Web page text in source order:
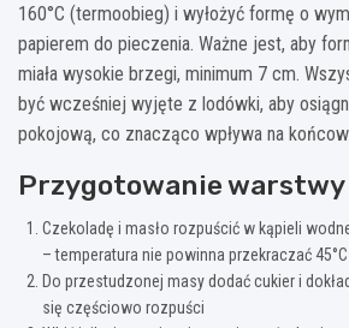
160°C (termoobieg) i wyłożyć formę o
papierem do pieczenia. Ważne jest, aby
miała wysokie brzegi, minimum 7 cm.
być wcześniej wyjęte z lodówki, aby
pokojową, co znacząco wpływa na
Przygotowanie
Czekoladę i masło rozpuścić w kąpieli
– temperatura nie powinna przekraczać 45°C
Do przestudzonej masy dodać cukier i
się częściowo rozpuści